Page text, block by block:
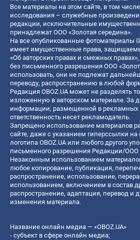
Все материалы на этом сайте, в том
исследования – служебные
редакции, исключительные
принадлежат ООО «Золотая середина».
На все опубликованные фотоматериалы
имеет имущественные права,
«Об авторских правах и смежных
без письменного разрешения ООО
использовать, они не подлежат
переводу, распространению в любой
Редакция OBOZ.UA может не разделять
изложенную в авторском материале. За
информации, размещенной в рекламных
ответственность несет рекламодатель.
Запрещено использование материалов
сайте, даже с указанием гиперссылки на
логотипа OBOZ.UA или любого другого
письменного разрешения Редакции/ООО
Незаконным использованием
любое копирование, публикация,
распространение, использование,
использованием, включением в состав
распространение, адаптация, перевод и
изменения материала.
Название онлайн медиа — «OBOZ.UA»
- субъект в сфере онлайн медиа;